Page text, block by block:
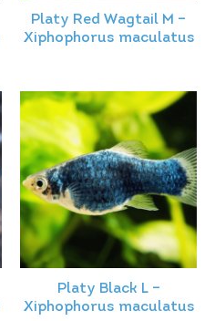
Platy Red Wagtail M –
Xiphophorus maculatus
Platy Black L –
Xiphophorus maculatus